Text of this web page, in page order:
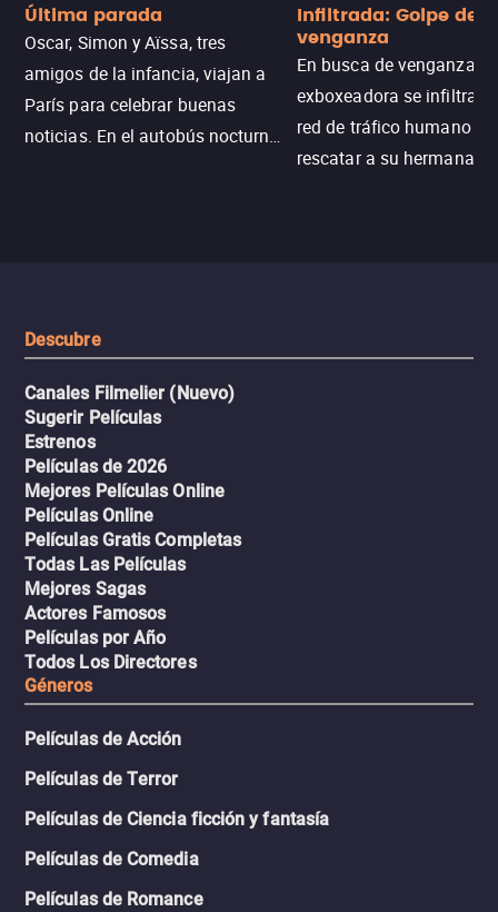
Última parada
Oscar, Simon y Aïssa, tres
amigos de la infancia, viajan a
París para celebrar buenas
noticias. En el autobús nocturno
Infiltrada: Golpe de
venganza
En busca de venganza,
exboxeadora se infiltra
red de tráfico humano
rescatar a su hermana
Descubre
Canales Filmelier (Nuevo)
Sugerir Películas
Estrenos
Películas de 2026
Mejores Películas Online
Películas Online
Películas Gratis Completas
Todas Las Películas
Mejores Sagas
Actores Famosos
Películas por Año
Todos Los Directores
Géneros
Películas de Acción
Películas de Terror
Películas de Ciencia ficción y fantasía
Películas de Comedia
Películas de Romance